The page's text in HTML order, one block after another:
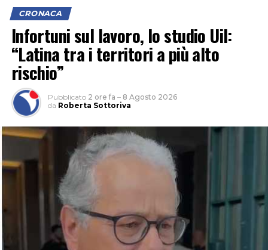
CRONACA
Infortuni sul lavoro, lo studio Uil:
“Latina tra i territori a più alto
rischio”
Pubblicato 2 ore fa – 8 Agosto 2026
da Roberta Sottoriva